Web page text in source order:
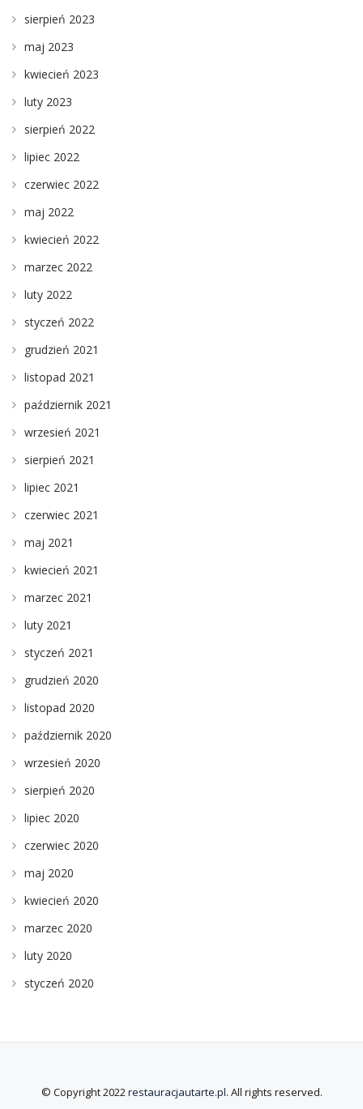
sierpień 2023
maj 2023
kwiecień 2023
luty 2023
sierpień 2022
lipiec 2022
czerwiec 2022
maj 2022
kwiecień 2022
marzec 2022
luty 2022
styczeń 2022
grudzień 2021
listopad 2021
październik 2021
wrzesień 2021
sierpień 2021
lipiec 2021
czerwiec 2021
maj 2021
kwiecień 2021
marzec 2021
luty 2021
styczeń 2021
grudzień 2020
listopad 2020
październik 2020
wrzesień 2020
sierpień 2020
lipiec 2020
czerwiec 2020
maj 2020
kwiecień 2020
marzec 2020
luty 2020
styczeń 2020
© Copyright 2022restauracjautarte.pl. All rights reserved.